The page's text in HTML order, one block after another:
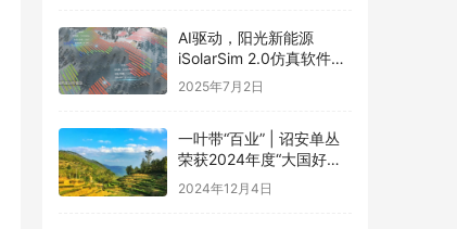
AI驱动，阳光新能源
iSolarSim 2.0仿真软件引
领光伏智能评估新时代！
2025年7月2日
一叶带“百业” | 诏安单丛
荣获2024年度“大国好货·
一县一品”特色品牌
2024年12月4日